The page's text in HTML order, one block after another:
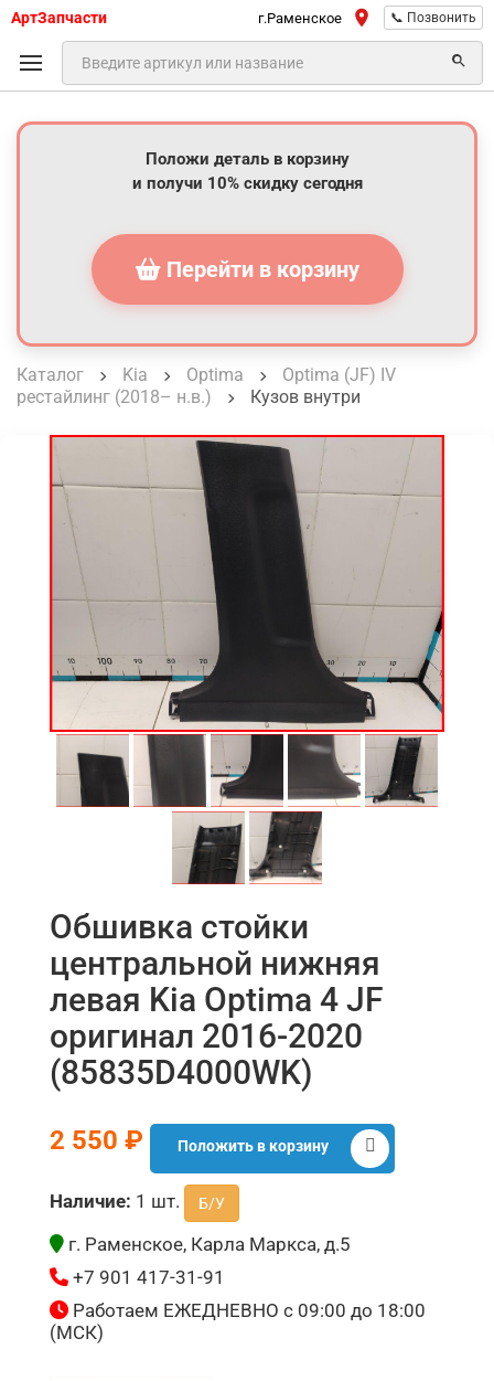
АртЗапчасти г.Раменское 📞 Позвонить
Положи деталь в корзину
и получи 10% скидку сегодня
Перейти в корзину
Каталог Kia Optima
Optima (JF) IV
рестайлинг (2018– н.в.)
Кузов внутри
Обшивка стойки
центральной нижняя
левая Kia Optima 4 JF
оригинал 2016-2020
(85835D4000WK)
2 550 ₽ Положить в корзину
Наличие: 1 шт. Б/У
г. Раменское, Карла Маркса, д.5
+7 901 417-31-91
Работаем ЕЖЕДНЕВНО с 09:00 до 18:00
(МСК)